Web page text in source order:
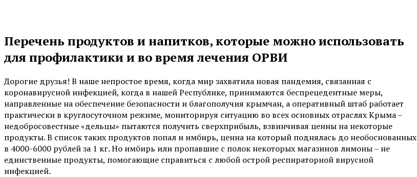
Перечень продуктов и напитков, которые можно использовать
для профилактики и во время лечения ОРВИ
Дорогие друзья! В наше непростое время, когда мир захватила новая пандемия, связанная с
коронавирусной инфекцией, когда в нашей Республике, принимаются беспрецедентные меры,
направленные на обеспечение безопасности и благополучия крымчан, а оперативный штаб работает
практически в круглосуточном режиме, мониторируя ситуацию во всех основных отраслях Крыма –
недобросовестные «дельцы» пытаются получить сверхприбыль, взвинчивая ценны на некоторые
продукты. В список таких продуктов попал и имбирь, ценна на который поднялась до необоснованных
в 4000-6000 рублей за 1 кг. Но имбирь или пропавшие с полок некоторых магазинов лимоны – не
единственные продукты, помогающие справиться с любой острой респираторной вирусной
инфекцией.